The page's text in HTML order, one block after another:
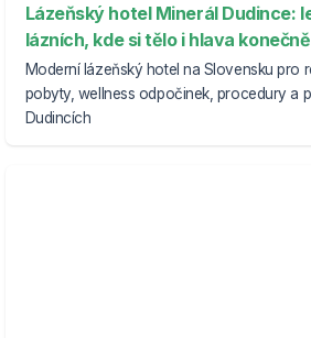
Lázeňský hotel Minerál Dudince:
lázních, kde si tělo i hlava
Moderní lázeňský hotel na Slovensku pro
pobyty, wellness odpočinek, procedury a
Dudincích